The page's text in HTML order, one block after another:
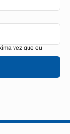
vez que eu